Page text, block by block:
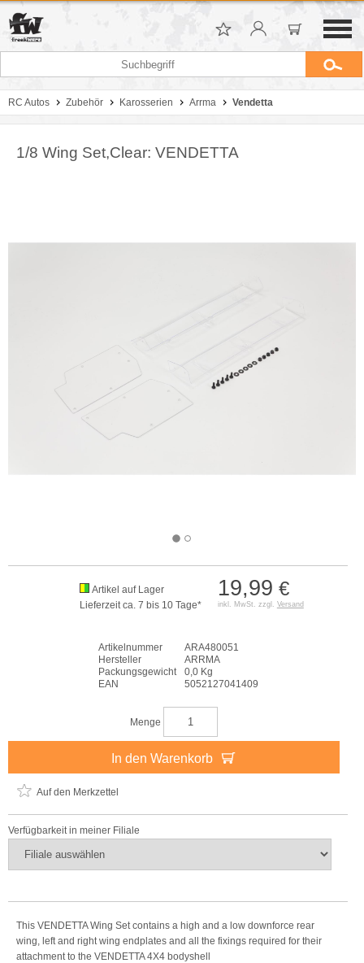
RC Autos Zubehör Karosserien Arrma Vendetta
1/8 Wing Set,Clear: VENDETTA
19,99 €
inkl. MwSt. zzgl. Versand
Artikel auf Lager
Lieferzeit ca. 7 bis 10 Tage*
Artikelnummer
ARA480051
Hersteller
ARRMA
Packungsgewicht
0,0 Kg
EAN
5052127041409
Menge
In den Warenkorb
Auf den Merkzettel
Verfügbarkeit in meiner Filiale
This VENDETTA Wing Set contains a high and a low downforce rear
wing, left and right wing endplates and all the fixings required for their
attachment to the VENDETTA 4X4 bodyshell